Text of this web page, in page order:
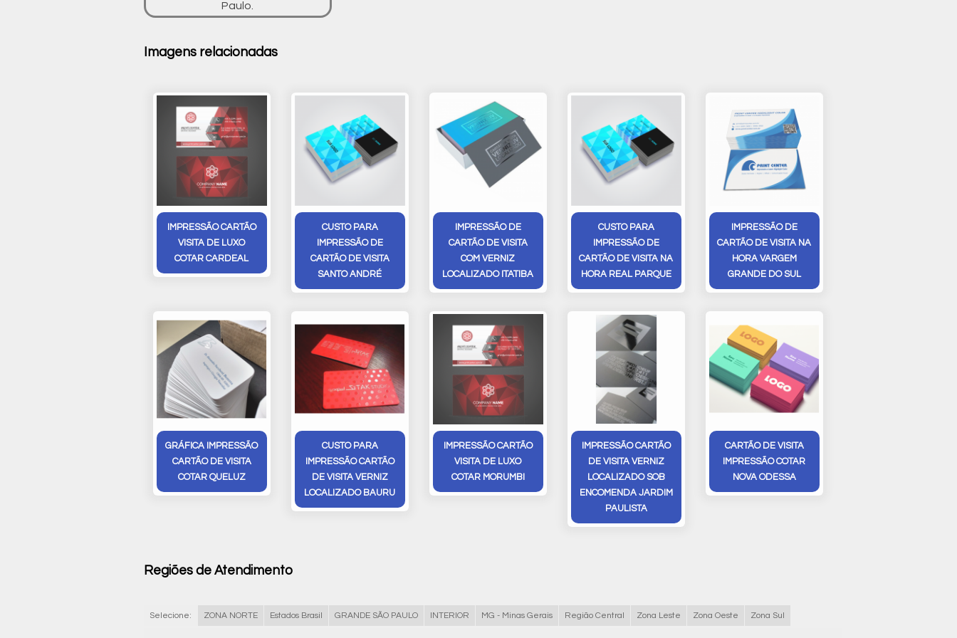
Paulo.
Imagens relacionadas
IMPRESSÃO CARTÃO
VISITA DE LUXO
COTAR CARDEAL
CUSTO PARA
IMPRESSÃO DE
CARTÃO DE VISITA
SANTO ANDRÉ
IMPRESSÃO DE
CARTÃO DE VISITA
COM VERNIZ
LOCALIZADO ITATIBA
CUSTO PARA
IMPRESSÃO DE
CARTÃO DE VISITA NA
HORA REAL PARQUE
IMPRESSÃO DE
CARTÃO DE VISITA NA
HORA VARGEM
GRANDE DO SUL
GRÁFICA IMPRESSÃO
CARTÃO DE VISITA
COTAR QUELUZ
CUSTO PARA
IMPRESSÃO CARTÃO
DE VISITA VERNIZ
LOCALIZADO BAURU
IMPRESSÃO CARTÃO
VISITA DE LUXO
COTAR MORUMBI
IMPRESSÃO CARTÃO
DE VISITA VERNIZ
LOCALIZADO SOB
ENCOMENDA JARDIM
PAULISTA
CARTÃO DE VISITA
IMPRESSÃO COTAR
NOVA ODESSA
Regiões de Atendimento
Selecione: ZONA NORTE Estados Brasil GRANDE SÃO PAULO INTERIOR MG - Minas Gerais Região Central Zona Leste Zona Oeste Zona Sul